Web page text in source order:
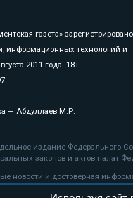
газета»
информационных технологий и
2011 года. 18+
— Абдуллаев М.Р.
издание Федерального
законов и актов палат
новости и достоверная
обязательна.